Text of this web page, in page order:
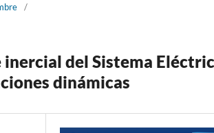
/
del Sistema
dinámicas